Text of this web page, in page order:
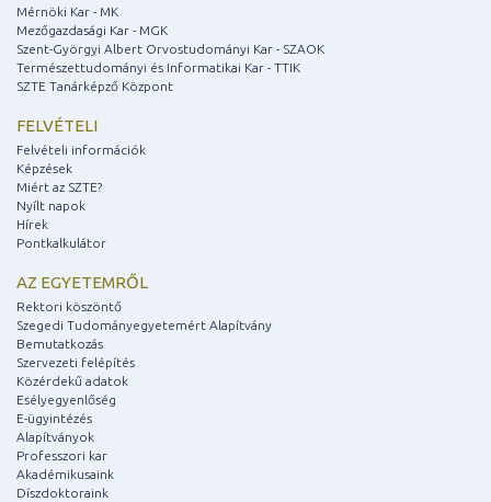
Mérnöki Kar - MK
Mezőgazdasági Kar - MGK
Szent-Györgyi Albert Orvostudományi Kar - SZAOK
Természettudományi és Informatikai Kar - TTIK
SZTE Tanárképző Központ
FELVÉTELI
Felvételi információk
Képzések
Miért az SZTE?
Nyílt napok
Hírek
Pontkalkulátor
AZ EGYETEMRŐL
Rektori köszöntő
Szegedi Tudományegyetemért Alapítvány
Bemutatkozás
Szervezeti felépítés
Közérdekű adatok
Esélyegyenlőség
E-ügyintézés
Alapítványok
Professzori kar
Akadémikusaink
Díszdoktoraink